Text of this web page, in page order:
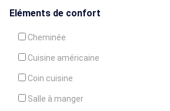
Eléments de confort
Cheminée
Cuisine américaine
Coin cuisine
Salle à manger